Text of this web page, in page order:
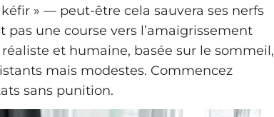
» — peut-être cela sauvera ses nerfs
pas une course vers l’amaigrissement
et humaine, basée sur le sommeil,
mais modestes. Commencez
sans punition.